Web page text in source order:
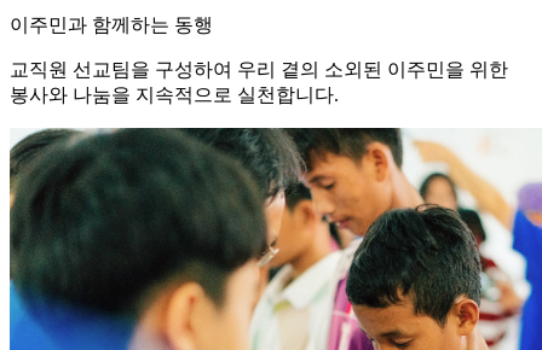
이주민과 함께하는 동행
교직원 선교팀을 구성하여 우리 곁의 소외된 이주민을 위한
봉사와 나눔을 지속적으로 실천합니다.